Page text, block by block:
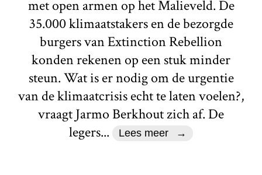
met open armen op het Malieveld. De
35.000 klimaatstakers en de bezorgde
burgers van Extinction Rebellion
konden rekenen op een stuk minder
steun. Wat is er nodig om de urgentie
van de klimaatcrisis echt te laten voelen?,
vraagt Jarmo Berkhout zich af. De
legers...
Lees meer